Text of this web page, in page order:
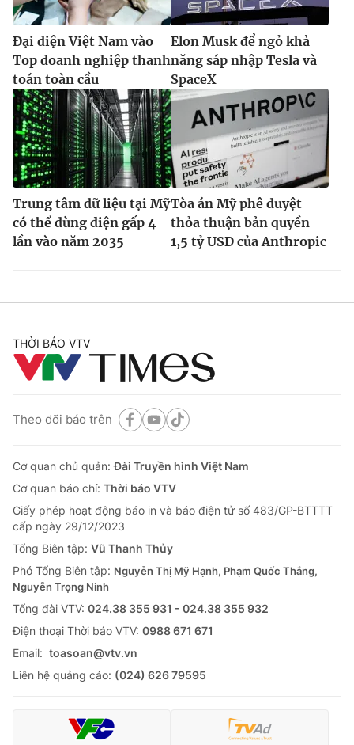
Đại diện Việt Nam vào
Top doanh nghiệp thanh
toán toàn cầu
Elon Musk để ngỏ khả
năng sáp nhập Tesla và
SpaceX
Trung tâm dữ liệu tại Mỹ
có thể dùng điện gấp 4
lần vào năm 2035
Tòa án Mỹ phê duyệt
thỏa thuận bản quyền
1,5 tỷ USD của Anthropic
THỜI BÁO VTV
Theo dõi báo trên
Cơ quan chủ quản:Đài Truyền hình Việt Nam
Cơ quan báo chí: Thời báo VTV
Giấy phép hoạt động báo in và báo điện tử số 483/GP-BTTTT
cấp ngày 29/12/2023
Tổng Biên tập: Vũ Thanh Thủy
Phó Tổng Biên tập: Nguyễn Thị Mỹ Hạnh, Phạm Quốc Thắng,
Nguyễn Trọng Ninh
Tổng đài VTV: 024.38 355 931 - 024.38 355 932
Ðiện thoại Thời báo VTV: 0988 671 671
Email: toasoan@vtv.vn
Liên hệ quảng cáo: (024) 626 79595